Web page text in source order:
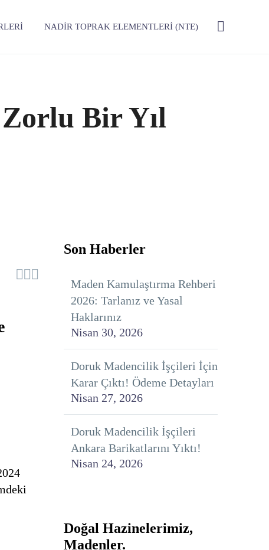
NADIR TOPRAK ELEMENTLERI (NTE)
Bir Yıl

Son Haberler
Maden Kamulaştırma Rehberi
2026: Tarlanız ve Yasal
Haklarınız
Nisan 30, 2026
Doruk Madencilik İşçileri İçin
Karar Çıktı! Ödeme Detayları
Nisan 27, 2026
Doruk Madencilik İşçileri
Ankara Barikatlarını Yıktı!
Nisan 24, 2026
Doğal Hazinelerimiz,
Madenler.